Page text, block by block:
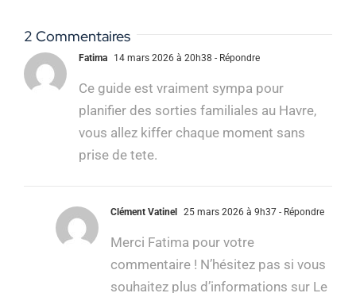
2 Commentaires
Fatima 14 mars 2026 à 20h38 - Répondre
Ce guide est vraiment sympa pour
planifier des sorties familiales au Havre,
vous allez kiffer chaque moment sans
prise de tete.
Clément Vatinel 25 mars 2026 à 9h37 - Répondre
Merci Fatima pour votre
commentaire ! N’hésitez pas si vous
souhaitez plus d’informations sur Le